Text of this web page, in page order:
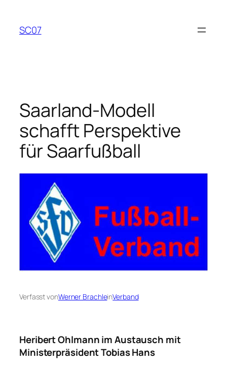
springen
SC07
Saarland-Modell
schafft Perspektive
für Saarfußball
Verfasst vonWerner BrachleinVerband
Heribert Ohlmann im Austausch mit
Ministerpräsident Tobias Hans